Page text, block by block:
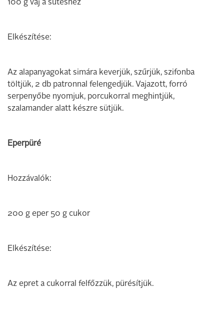
100 g vaj a sütéshez
Elkészítése:
Az alapanyagokat simára keverjük, szűrjük, szifonba
töltjük, 2 db patronnal felengedjük. Vajazott, forró
serpenyőbe nyomjuk, porcukorral meghintjük,
szalamander alatt készre sütjük.
Eperpüré
Hozzávalók:
200 g eper 50 g cukor
Elkészítése:
Az epret a cukorral felfőzzük, pürésítjük.